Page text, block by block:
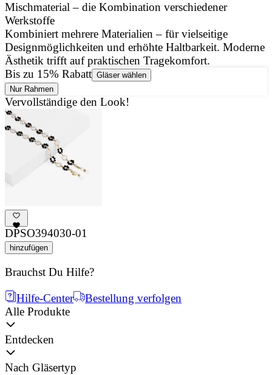
Mischmaterial – die Kombination verschiedener
Werkstoffe
Kombiniert mehrere Materialien – für vielseitige
Designmöglichkeiten und erhöhte Haltbarkeit. Moderne
Ästhetik trifft auf praktischen Tragekomfort.
Bis zu 15% Rabatt Gläser wählen
Nur Rahmen
Vervollständige den Look!
DPSO394030-01
hinzufügen
Brauchst Du Hilfe?
Hilfe-Center
Bestellung verfolgen
Alle Produkte
Entdecken
Nach Gläsertyp